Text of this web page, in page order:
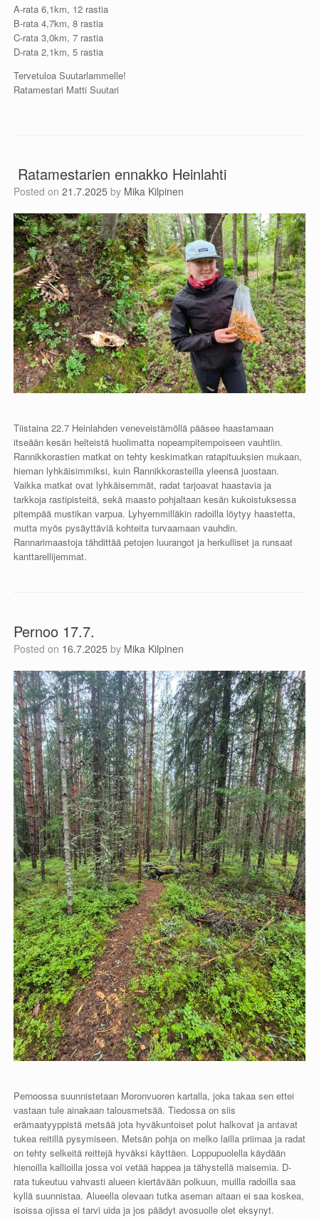
A-rata 6,1km, 12 rastia
B-rata 4,7km, 8 rastia
C-rata 3,0km, 7 rastia
D-rata 2,1km, 5 rastia
Tervetuloa Suutarlammelle!
Ratamestari Matti Suutari
Ratamestarien ennakko Heinlahti
Posted on 21.7.2025 by Mika Kilpinen
Tiistaina 22.7 Heinlahden veneveistämöllä pääsee haastamaan
itseään kesän helteistä huolimatta nopeampitempoiseen vauhtiin.
Rannikkorastien matkat on tehty keskimatkan ratapituuksien mukaan,
hieman lyhkäisimmiksi, kuin Rannikkorasteilla yleensä juostaan.
Vaikka matkat ovat lyhkäisemmät, radat tarjoavat haastavia ja
tarkkoja rastipisteitä, sekä maasto pohjaltaan kesän kukoistuksessa
pitempää mustikan varpua. Lyhyemmilläkin radoilla löytyy haastetta,
mutta myös pysäyttäviä kohteita turvaamaan vauhdin.
Rannarimaastoja tähdittää petojen luurangot ja herkulliset ja runsaat
kanttarellijemmat.
Pernoo 17.7.
Posted on 16.7.2025 by Mika Kilpinen
Pernoossa suunnistetaan Moronvuoren kartalla, joka takaa sen ettei
vastaan tule ainakaan talousmetsää. Tiedossa on siis
erämaatyyppistä metsää jota hyväkuntoiset polut halkovat ja antavat
tukea reitillä pysymiseen. Metsän pohja on melko lailla priimaa ja radat
on tehty selkeitä reittejä hyväksi käyttäen. Loppupuolella käydään
hienoilla kallioilla jossa voi vetää happea ja tähystellä maisemia. D-
rata tukeutuu vahvasti alueen kiertävään polkuun, muilla radoilla saa
kyllä suunnistaa. Alueella olevaan tutka aseman aitaan ei saa koskea,
isoissa ojissa ei tarvi uida ja jos päädyt avosuolle olet eksynyt.